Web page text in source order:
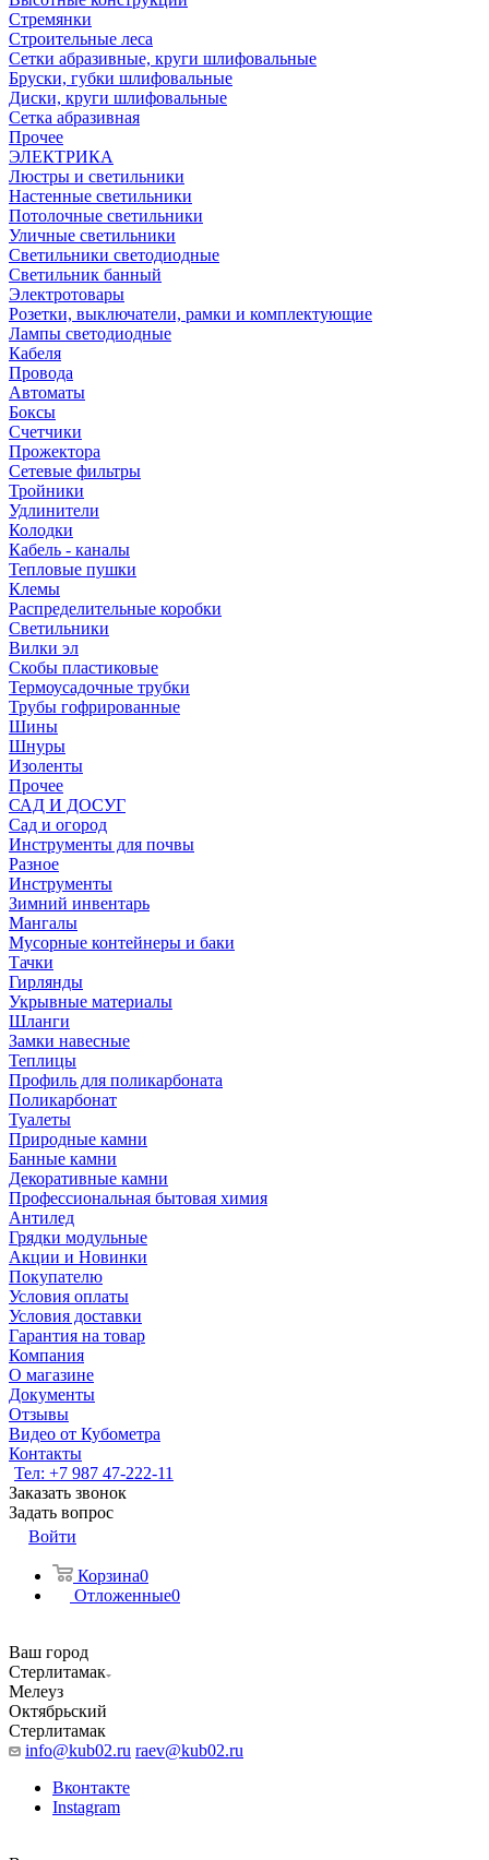
Стремянки
Строительные леса
Сетки абразивные, круги шлифовальные
Бруски, губки шлифовальные
Диски, круги шлифовальные
Сетка абразивная
Прочее
ЭЛЕКТРИКА
Люстры и светильники
Настенные светильники
Потолочные светильники
Уличные светильники
Светильники светодиодные
Светильник банный
Электротовары
Розетки, выключатели, рамки и комплектующие
Лампы светодиодные
Кабеля
Провода
Автоматы
Боксы
Счетчики
Прожектора
Сетевые фильтры
Тройники
Удлинители
Колодки
Кабель - каналы
Тепловые пушки
Клемы
Распределительные коробки
Светильники
Вилки эл
Скобы пластиковые
Термоусадочные трубки
Трубы гофрированные
Шины
Шнуры
Изоленты
Прочее
САД И ДОСУГ
Сад и огород
Инструменты для почвы
Разное
Инструменты
Зимний инвентарь
Мангалы
Мусорные контейнеры и баки
Тачки
Гирлянды
Укрывные материалы
Шланги
Замки навесные
Теплицы
Профиль для поликарбоната
Поликарбонат
Туалеты
Природные камни
Банные камни
Декоративные камни
Профессиональная бытовая химия
Антилед
Грядки модульные
Акции и Новинки
Покупателю
Условия оплаты
Условия доставки
Гарантия на товар
Компания
О магазине
Документы
Отзывы
Видео от Кубометра
Контакты
Тел: +7 987 47-222-11
Заказать звонок
Задать вопрос
Войти
Корзина0
Отложенные0
Ваш город
Стерлитамак
Мелеуз
Октябрьский
Стерлитамак
info@kub02.ru raev@kub02.ru
Вконтакте
Instagram